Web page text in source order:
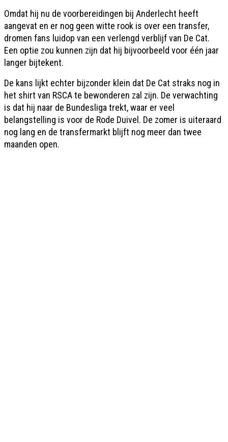
Omdat hij nu de voorbereidingen bij Anderlecht heeft
aangevat en er nog geen witte rook is over een transfer,
dromen fans luidop van een verlengd verblijf van De Cat.
Een optie zou kunnen zijn dat hij bijvoorbeeld voor één jaar
langer bijtekent.
De kans lijkt echter bijzonder klein dat De Cat straks nog in
het shirt van RSCA te bewonderen zal zijn. De verwachting
is dat hij naar de Bundesliga trekt, waar er veel
belangstelling is voor de Rode Duivel. De zomer is uiteraard
nog lang en de transfermarkt blijft nog meer dan twee
maanden open.